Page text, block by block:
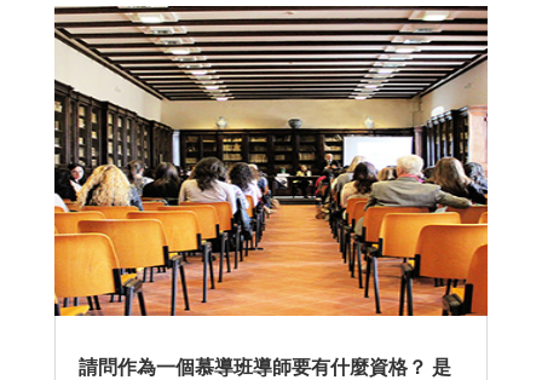
請問作為一個慕導班導師要有什麼資格？ 是